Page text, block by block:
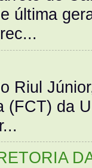
última
Riul
(FCT) da